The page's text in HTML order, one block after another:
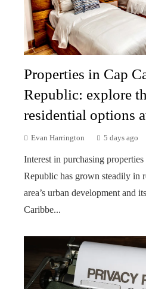
Properties in Cap
Republic: explore
residential options
Evan Harrington 5 days ago
Interest in purchasing
Republic has grown steadily in
area’s urban development and
Caribbe...